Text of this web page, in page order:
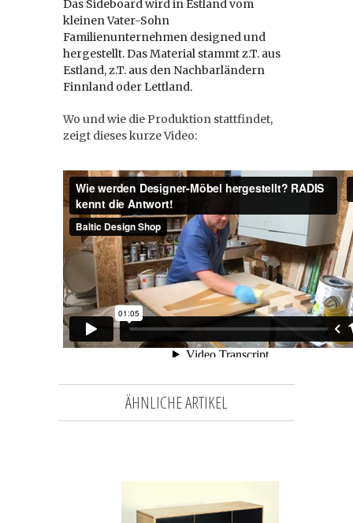
Das Sideboard wird in Estland vom
kleinen Vater-Sohn
Familienunternehmen designed und
hergestellt. Das Material stammt z.T. aus
Estland, z.T. aus den Nachbarländern
Finnland oder Lettland.
Wo und wie die Produktion stattfindet,
zeigt dieses kurze Video:
ÄHNLICHE ARTIKEL